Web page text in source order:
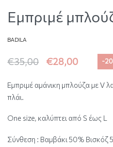
Εμπριμέ
BADILA
€35,00 €28,00 -
Εμπριμέ αμάνικη μπλούζα με V
πλάι.
One size, καλύπτει από S έως L
Σύνθεση : Βαμβάκι 50% Βισκόζ